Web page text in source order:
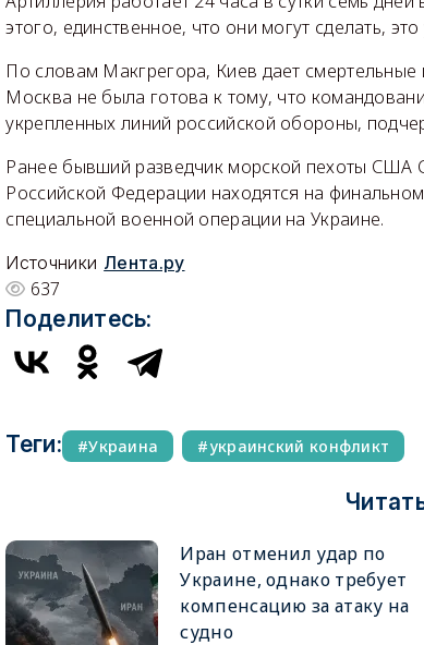
этого, единственное, что они могут сделать,
По словам Макгрегора, Киев дает
Москва не была готова к тому, что
укрепленных линий российской обороны,
Ранее бывший разведчик морской пехоты США
Российской Федерации находятся на
специальной военной операции на Украине.
Источники Лента.ру
637
Поделитесь:
Теги: Украина украинский конфликт
Иран отменил удар по
Украине, однако требует
компенсацию за атаку на
судно